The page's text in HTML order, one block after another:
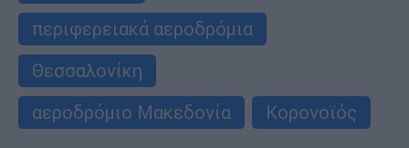
περιφερειακά αεροδρόμια
Θεσσαλονίκη
αεροδρόμιο Μακεδονία
Κορονοϊός